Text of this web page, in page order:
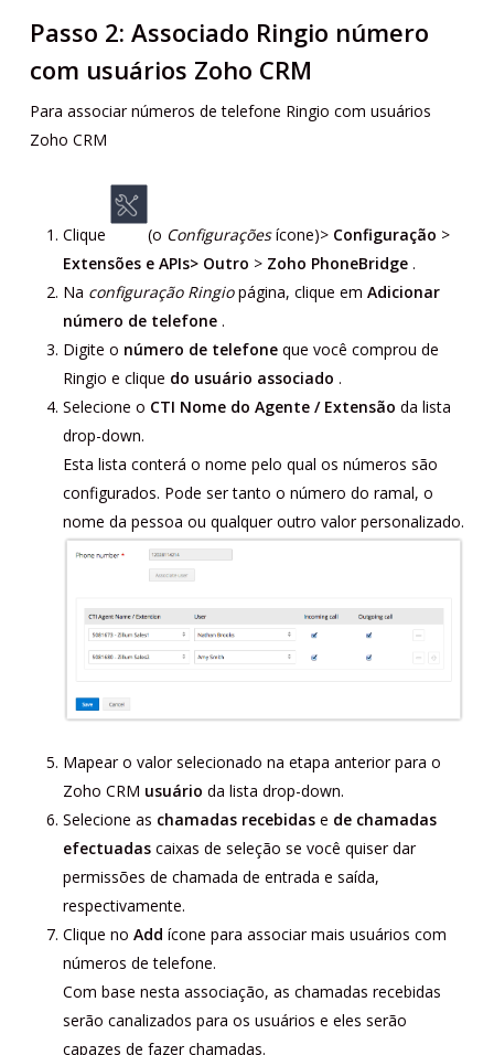
Passo 2: Associado Ringio número
com usuários Zoho CRM
Para associar números de telefone Ringio com usuários
Zoho CRM
Clique (o Configuraçõesícone)> Configuração >
Extensões e APIs> Outro > Zoho PhoneBridge.
Na configuração Ringiopágina, clique em Adicionar
número de telefone.
Digite o número de telefoneque você comprou de
Ringio e clique do usuário associado .
Selecione o CTI Nome do Agente / Extensão da lista
drop-down.
Esta lista conterá o nome pelo qual os números são
configurados. Pode ser tanto o número do ramal, o
nome da pessoa ou qualquer outro valor personalizado.
Mapear o valor selecionado na etapa anterior para o
Zoho CRM usuário da lista drop-down.
Selecione as chamadas recebidase de chamadas
efectuadascaixas de seleção se você quiser dar
permissões de chamada de entrada e saída,
respectivamente.
Clique no Add ícone para associar mais usuários com
números de telefone.
Com base nesta associação, as chamadas recebidas
serão canalizados para os usuários e eles serão
capazes de fazer chamadas.